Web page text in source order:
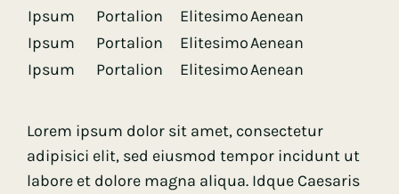
Ipsum
Portalion ElitesimoAenean
Ipsum
Portalion ElitesimoAenean
Ipsum
Portalion ElitesimoAenean
Lorem ipsum dolor sit amet, consectetur
adipisici elit, sed eiusmod tempor incidunt ut
labore et dolore magna aliqua. Idque Caesaris